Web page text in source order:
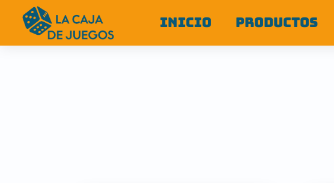
INICIO PRODUCTOS